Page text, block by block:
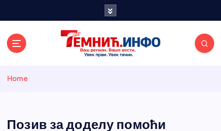
Home
Позив за доделу помоћи